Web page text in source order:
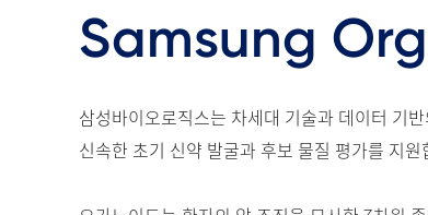
Samsung
삼성바이오로직스는 차세대 기술과 데이터 기
신속한 초기 신약 발굴과 후보 물질 평가를 지원